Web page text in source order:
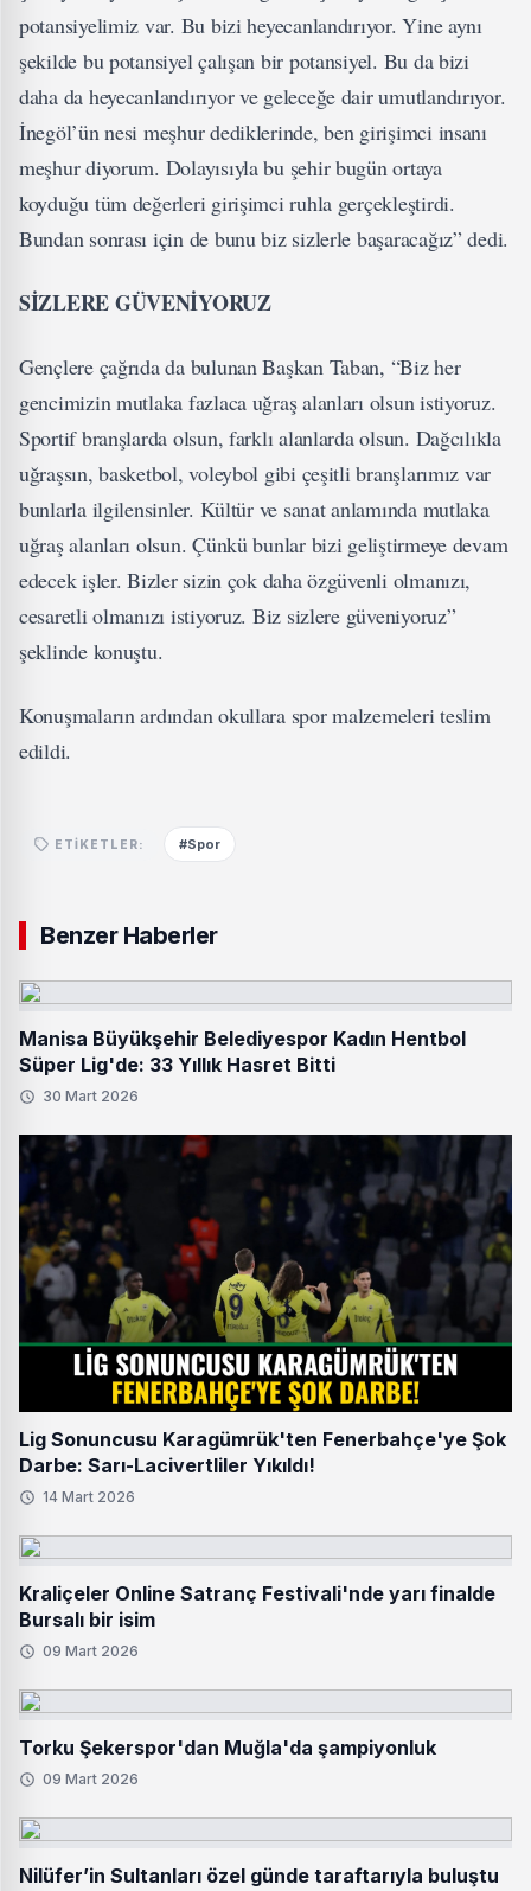
potansiyelimiz var. Bu bizi heyecanlandırıyor. Yine aynı
şekilde bu potansiyel çalışan bir potansiyel. Bu da bizi
daha da heyecanlandırıyor ve geleceğe dair umutlandırıyor.
İnegöl’ün nesi meşhur dediklerinde, ben girişimci insanı
meşhur diyorum. Dolayısıyla bu şehir bugün ortaya
koyduğu tüm değerleri girişimci ruhla gerçekleştirdi.
Bundan sonrası için de bunu biz sizlerle başaracağız” dedi.
SİZLERE GÜVENİYORUZ
Gençlere çağrıda da bulunan Başkan Taban, “Biz her
gencimizin mutlaka fazlaca uğraş alanları olsun istiyoruz.
Sportif branşlarda olsun, farklı alanlarda olsun. Dağcılıkla
uğraşsın, basketbol, voleybol gibi çeşitli branşlarımız var
bunlarla ilgilensinler. Kültür ve sanat anlamında mutlaka
uğraş alanları olsun. Çünkü bunlar bizi geliştirmeye devam
edecek işler. Bizler sizin çok daha özgüvenli olmanızı,
cesaretli olmanızı istiyoruz. Biz sizlere güveniyoruz”
şeklinde konuştu.
Konuşmaların ardından okullara spor malzemeleri teslim
edildi.
ETIKETLER: #Spor
Benzer Haberler
Manisa Büyükşehir Belediyespor Kadın Hentbol
Süper Lig'de: 33 Yıllık Hasret Bitti
30 Mart 2026
Lig Sonuncusu Karagümrük'ten Fenerbahçe'ye Şok
Darbe: Sarı-Lacivertliler Yıkıldı!
14 Mart 2026
Kraliçeler Online Satranç Festivali'nde yarı finalde
Bursalı bir isim
09 Mart 2026
Torku Şekerspor'dan Muğla'da şampiyonluk
09 Mart 2026
Nilüfer’in Sultanları özel günde taraftarıyla buluştu